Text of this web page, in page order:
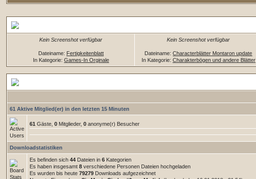
Kein Screenshot verfügbar
Dateiname: Fertigkeitenblatt
In Kategorie: Games-In Orginale
Kein Screenshot verfügbar
Dateiname:Characterblätter Montaron update
In Kategorie: Charakterbögen und andere Blätter
61 Aktive Mitglied(er) in den letzten 15 Minuten
61 Gäste,0 Mitglieder,0 anonyme(r) Besucher
Downloadstatistiken
Es befinden sich44 Dateien in6 Kategorien
Es haben insgesamt8 verschiedene Personen Dateien hochgeladen
Es wurden bis heute79279 Downloads aufgezeichnet